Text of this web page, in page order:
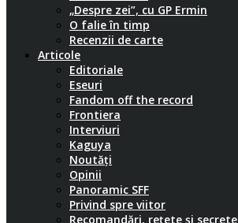
„Despre zei”, cu GP Ermin
O falie în timp
Recenzii de carte
Articole
Editoriale
Eseuri
Fandom off the record
Frontiera
Interviuri
Kaguya
Noutăți
Opinii
Panoramic SFF
Privind spre viitor
Recomandări, rețete și secrete